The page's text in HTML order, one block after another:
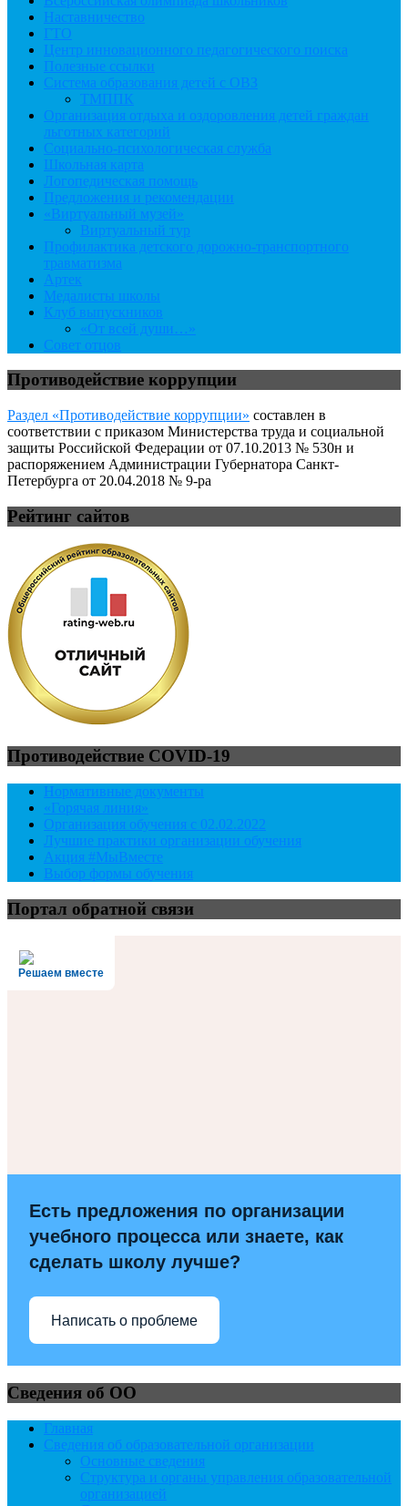
Наставничество
ГТО
Центр инновационного педагогического поиска
Полезные ссылки
Система образования детей с ОВЗ
ТМППК
Организация отдыха и оздоровления детей граждан
льготных категорий
Социально-психологическая служба
Школьная карта
Логопедическая помощь
Предложения и рекомендации
«Виртуальный музей»
Виртуальный тур
Профилактика детского дорожно-транспортного
травматизма
Артек
Медалисты школы
Клуб выпускников
«От всей души…»
Совет отцов
Противодействие коррупции
Раздел «Противодействие коррупции» составлен в
соответствии с приказом Министерства труда и социальной
защиты Российской Федерации от 07.10.2013 № 530н и
распоряжением Администрации Губернатора Санкт-
Петербурга от 20.04.2018 № 9-ра
Рейтинг сайтов
Противодействие COVID-19
Нормативные документы
«Горячая линия»
Организация обучения с 02.02.2022
Лучшие практики организации обучения
Акция #МыВместе
Выбор формы обучения
Портал обратной связи
Решаем вместе
Есть предложения по организации
учебного процесса или знаете, как
сделать школу лучше?
Написать о проблеме
Сведения об ОО
Главная
Сведения об образовательной организации
Основные сведения
Структура и органы управления образовательной
организацией